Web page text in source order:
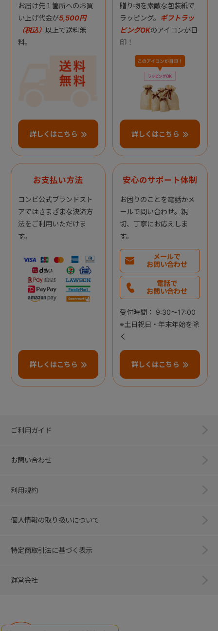
お届け先１箇所へのお買
い上げ代金が5,500円
（税込） 以上で送料無
料。
詳しくはこちら
贈り物を素敵な包装紙で
ラッピング。 ギフトラッ
ピングOKのアイコンが目
印！
詳しくはこちら
お支払い方法
コンビ公式ブランドスト
アではさまざまな決済方
法をご利用いただけま
す。
詳しくはこちら
安心のサポート体制
お困りのことを電話かメ
ールで問い合わせ。親
切、丁寧にお応えしま
す。
メールで
お問い合わせ
電話で
お問い合わせ
受付時間： 9:30～17:00
※土日祝日・年末年始を除
く
詳しくはこちら
ご利用ガイド
お問い合わせ
利用規約
個人情報の取り扱いについて
特定商取引法に基づく表示
運営会社